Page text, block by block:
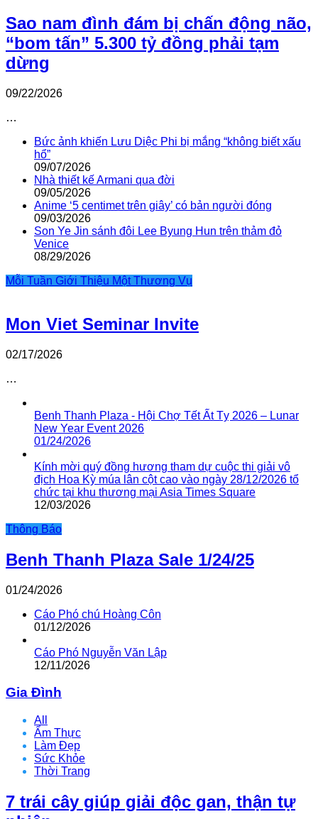
Sao nam đình đám bị chấn động não,
“bom tấn” 5.300 tỷ đồng phải tạm
dừng
09/22/2026
…
Bức ảnh khiến Lưu Diệc Phi bị mắng “không biết xấu
hổ”
09/07/2026
Nhà thiết kế Armani qua đời
09/05/2026
Anime ‘5 centimet trên giây’ có bản người đóng
09/03/2026
Son Ye Jin sánh đôi Lee Byung Hun trên thảm đỏ
Venice
08/29/2026
Mỗi Tuần Giới Thiệu Một Thương Vụ
Mon Viet Seminar Invite
02/17/2026
…
Benh Thanh Plaza - Hội Chợ Tết Ất Tỵ 2026 – Lunar
New Year Event 2026
01/24/2026
Kính mời quý đồng hương tham dự cuộc thi giải vô
địch Hoa Kỳ múa lân cột cao vào ngày 28/12/2026 tổ
chức tại khu thương mại Asia Times Square
12/03/2026
Thông Báo
Benh Thanh Plaza Sale 1/24/25
01/24/2026
Cáo Phó chú Hoàng Côn
01/12/2026
Cáo Phó Nguyễn Văn Lập
12/11/2026
Gia Đình
All
Ẩm Thực
Làm Đẹp
Sức Khỏe
Thời Trang
7 trái cây giúp giải độc gan, thận tự